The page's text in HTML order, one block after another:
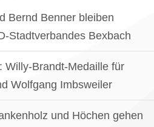
Bernd Benner bleiben
Stadtverbandes Bexbach
Willy-Brandt-Medaille für
Wolfgang Imbsweiler
und Höchen gehen